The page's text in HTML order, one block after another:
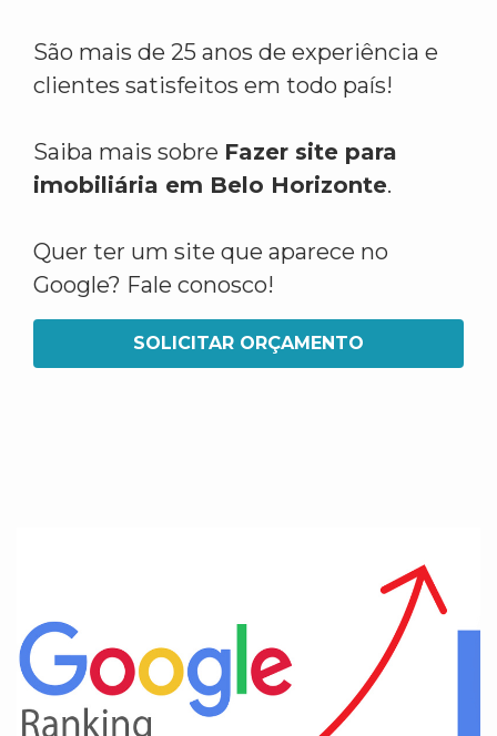
São mais de 25 anos de experiência e
clientes satisfeitos em todo país!
Saiba mais sobre Fazer site para
imobiliária em Belo Horizonte.
Quer ter um site que aparece no
Google? Fale conosco!
SOLICITAR ORÇAMENTO